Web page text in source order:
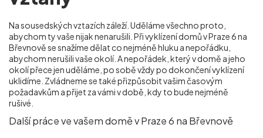
Na sousedských vztazích záleží. Uděláme všechno proto,
abychom ty vaše nijak nenarušili. Při vyklízení domů v Praze 6 na
Břevnově se snažíme dělat co nejméně hluku a nepořádku,
abychom nerušili vaše okolí. A nepořádek, který v domě a jeho
okolí přece jen uděláme, po sobě vždy po dokončení vyklízení
uklidíme. Zvládneme se také přizpůsobit vašim časovým
požadavkům a přijet za vámi v době, kdy to bude nejméně
rušivé.
Další práce ve vašem domě v Praze 6 na Břevnově